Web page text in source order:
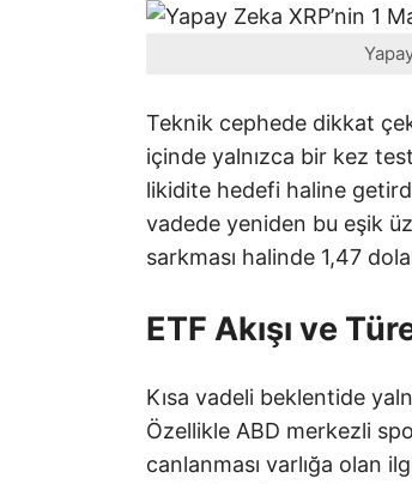
Teknik cephede dikkat
içinde yalnızca bir kez
likidite hedefi haline
vadede yeniden bu eşik
sarkması halinde 1,47
ETF Akışı ve
Kısa vadeli beklentide
Özellikle ABD merkezli
canlanması varlığa olan